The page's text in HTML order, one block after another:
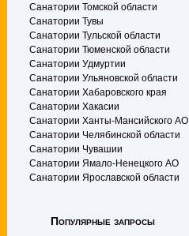
Санатории Томской области
Санатории Тувы
Санатории Тульской области
Санатории Тюменской области
Санатории Удмуртии
Санатории Ульяновской области
Санатории Хабаровского края
Санатории Хакасии
Санатории Ханты-Мансийского АО
Санатории Челябинской области
Санатории Чувашии
Санатории Ямало-Ненецкого АО
Санатории Ярославской области
Популярные запросы